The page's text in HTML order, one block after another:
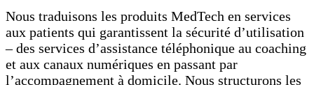
Nous traduisons les produits MedTech en services
aux patients qui garantissent la sécurité d’utilisation
– des services d’assistance téléphonique au coaching
et aux canaux numériques en passant par
l’accompagnement à domicile. Nous structurons les